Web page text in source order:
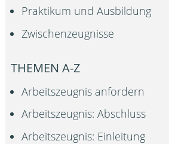
Praktikum und Ausbildung
Zwischenzeugnisse
THEMEN A-Z
Arbeitszeugnis anfordern
Arbeitszeugnis: Abschluss
Arbeitszeugnis: Einleitung